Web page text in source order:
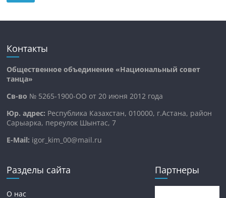
Контакты
Общественное объединение «Национальный совет
танца»
Св-во № 5265-1900-ОО от 20 июня 2012 года
Юр. адрес: Республика Казахстан, 010000, г.Астана, район
Сарыарка, переулок Шынтас, 7
E-Mail: igor_kim_00@mail.ru
Разделы сайта
О нас
Партнеры